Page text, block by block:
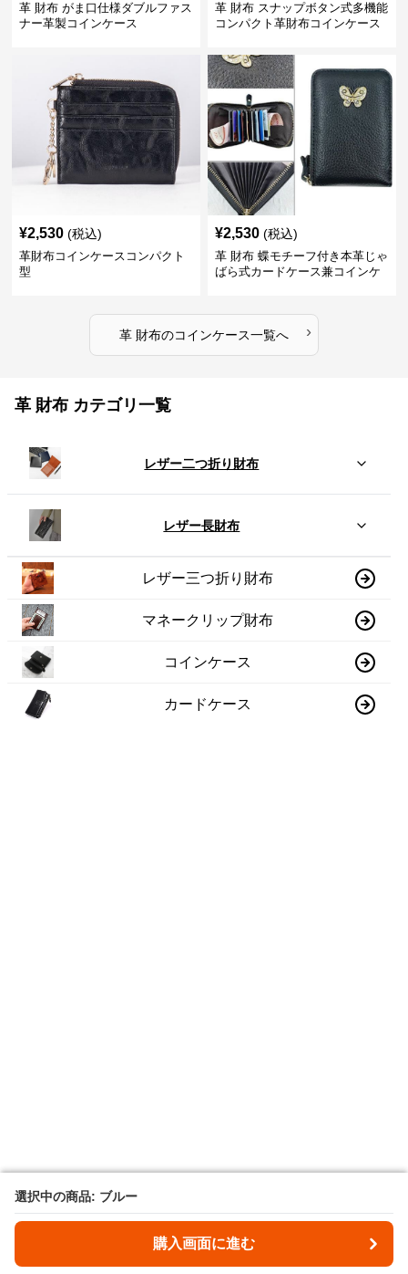
選択中の商品: ブルー
購入画面に進む
選択中の商品: ブルー
購入画面に進む
革 財布 がま口仕様ダブルファス
ナー革製コインケース
革 財布 スナップボタン式多機能
コンパクト革財布コインケース
¥2,530 (税込)
革財布コインケースコンパクト
型
¥2,530 (税込)
革 財布 蝶モチーフ付き本革じゃ
ばら式カードケース兼コインケ
革 財布のコインケース一覧へ ›
革 財布 カテゴリ一覧
レザー二つ折り財布
レザー長財布
レザー三つ折り財布
マネークリップ財布
コインケース
カードケース